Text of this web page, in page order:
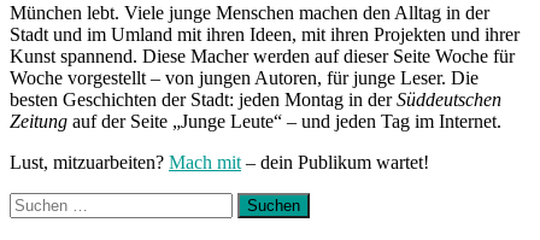
München lebt. Viele junge Menschen machen den Alltag in der
Stadt und im Umland mit ihren Ideen, mit ihren Projekten und ihrer
Kunst spannend. Diese Macher werden auf dieser Seite Woche für
Woche vorgestellt – von jungen Autoren, für junge Leser. Die
besten Geschichten der Stadt: jeden Montag in derSüddeutschen
Zeitung auf der Seite „Junge Leute“ – und jeden Tag im Internet.
Lust, mitzuarbeiten? Mach mit – dein Publikum wartet!
Suchen
nach: